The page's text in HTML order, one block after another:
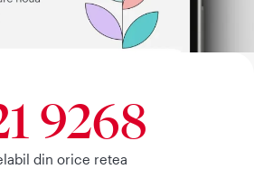
9268
din orice retea